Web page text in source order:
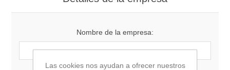
Nombre de la empresa:
Las cookies nos ayudan a ofrecer nuestros